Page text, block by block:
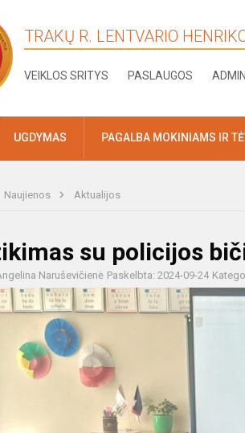
TRAKŲ R. LENTVARIO
VEIKLOS SRITYS PASLAUGOS
UGDYMAS PAGALBA MOKINIAMS IR
Naujienos Aktualijos
su policijos
Naruševičienė Paskelbta: 2024-09-24